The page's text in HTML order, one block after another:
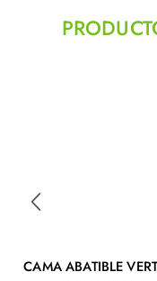
CAMA ABATIBLE